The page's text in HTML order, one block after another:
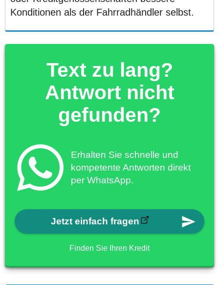
Konditionen als der Fahrradhändler selbst.
Text zu lang?
Antwort nicht
gefunden?
Erhalten Sie schnelle und
kompetente Antworten direkt
per WhatsApp.
Jetzt einfach fragen
Finden Sie Ihren Kredit